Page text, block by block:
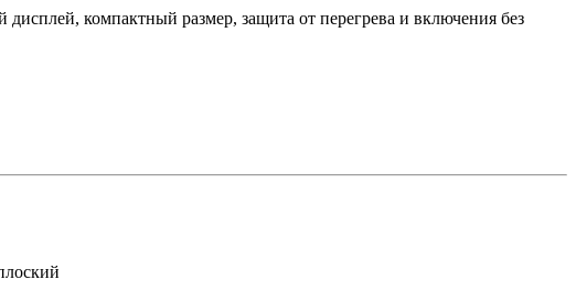
компактный размер, защита от перегрева и включения без